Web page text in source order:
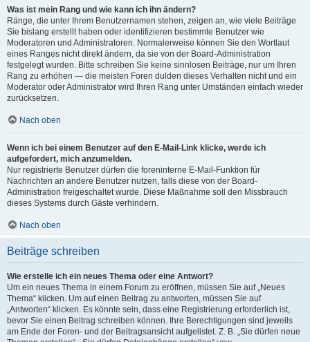
Was ist mein Rang und wie kann ich ihn ändern?
Ränge, die unter Ihrem Benutzernamen stehen, zeigen an, wie viele Beiträge
Sie bislang erstellt haben oder identifizieren bestimmte Benutzer wie
Moderatoren und Administratoren. Normalerweise können Sie den Wortlaut
eines Ranges nicht direkt ändern, da sie von der Board-Administration
festgelegt wurden. Bitte schreiben Sie keine sinnlosen Beiträge, nur um Ihren
Rang zu erhöhen — die meisten Foren dulden dieses Verhalten nicht und ein
Moderator oder Administrator wird Ihren Rang unter Umständen einfach wieder
zurücksetzen.
Nach oben
Wenn ich bei einem Benutzer auf den E-Mail-Link klicke, werde ich
aufgefordert, mich anzumelden.
Nur registrierte Benutzer dürfen die foreninterne E-Mail-Funktion für
Nachrichten an andere Benutzer nutzen, falls diese von der Board-
Administration freigeschaltet wurde. Diese Maßnahme soll den Missbrauch
dieses Systems durch Gäste verhindern.
Nach oben
Beiträge schreiben
Wie erstelle ich ein neues Thema oder eine Antwort?
Um ein neues Thema in einem Forum zu eröffnen, müssen Sie auf „Neues
Thema“ klicken. Um auf einen Beitrag zu antworten, müssen Sie auf
„Antworten“ klicken. Es könnte sein, dass eine Registrierung erforderlich ist,
bevor Sie einen Beitrag schreiben können. Ihre Berechtigungen sind jeweils
am Ende der Foren- und der Beitragsansicht aufgelistet. Z. B. „Sie dürfen neue